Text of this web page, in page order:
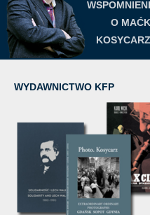
O
WYDAWNICTWO KFP